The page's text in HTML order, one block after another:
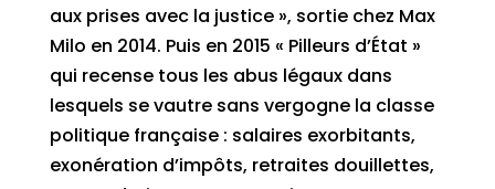
aux prises avec la justice », sortie chez Max
Milo en 2014. Puis en 2015 « Pilleurs d’État »
qui recense tous les abus légaux dans
lesquels se vautre sans vergogne la classe
politique française : salaires exorbitants,
exonération d’impôts, retraites douillettes,